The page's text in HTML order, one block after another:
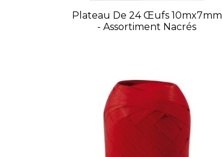
Plateau De 24 Œufs 10mx7mm
- Assortiment Nacrés